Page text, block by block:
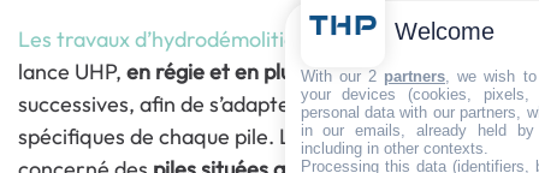
Les travaux d’hydrodémolition
ont été réalisés à la
lance UHP, en régie et en plusieurs phases
successives, afin de s’adapter aux contraintes
spécifiques de chaque pile. Les interventions ont
Welcome
With our 2 partners , we wish
your devices (cookies,
personal data with our partners,
in our emails, already held
including in other contexts.
Processing this data (identifiers,